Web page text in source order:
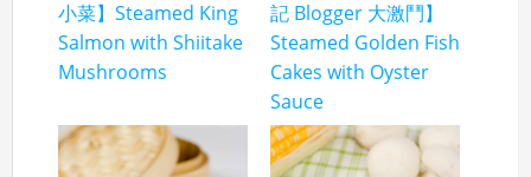
小菜】Steamed King
Salmon with Shiitake
Mushrooms
記 Blogger 大激鬥】
Steamed Golden Fish
Cakes with Oyster
Sauce